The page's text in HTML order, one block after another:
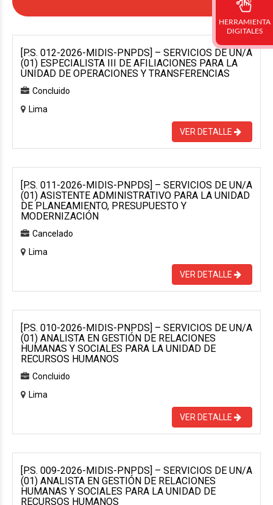
[P.S. 012-2026-MIDIS-PNPDS] – SERVICIOS DE UN/A
(01) ESPECIALISTA III DE AFILIACIONES PARA LA
UNIDAD DE OPERACIONES Y TRANSFERENCIAS
Concluido
Lima
VER DETALLE
[P.S. 011-2026-MIDIS-PNPDS] – SERVICIOS DE UN/A
(01) ASISTENTE ADMINISTRATIVO PARA LA UNIDAD
DE PLANEAMIENTO, PRESUPUESTO Y
MODERNIZACIÓN
Cancelado
Lima
VER DETALLE
[P.S. 010-2026-MIDIS-PNPDS] – SERVICIOS DE UN/A
(01) ANALISTA EN GESTIÓN DE RELACIONES
HUMANAS Y SOCIALES PARA LA UNIDAD DE
RECURSOS HUMANOS
Concluido
Lima
VER DETALLE
[P.S. 009-2026-MIDIS-PNPDS] – SERVICIOS DE UN/A
(01) ANALISTA EN GESTIÓN DE RELACIONES
HUMANAS Y SOCIALES PARA LA UNIDAD DE
RECURSOS HUMANOS
HERRAMIENTA
DIGITALES